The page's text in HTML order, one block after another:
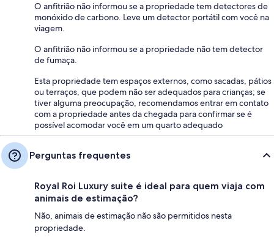
O anfitrião não informou se a propriedade tem detectores de
monóxido de carbono. Leve um detector portátil com você na
viagem.
O anfitrião não informou se a propriedade não tem detector
de fumaça.
Esta propriedade tem espaços externos, como sacadas, pátios
ou terraços, que podem não ser adequados para crianças; se
tiver alguma preocupação, recomendamos entrar em contato
com a propriedade antes da chegada para confirmar se é
possível acomodar você em um quarto adequado
Perguntas frequentes
Royal Roi Luxury suite é ideal para quem viaja com
animais de estimação?
Não, animais de estimação não são permitidos nesta
propriedade.